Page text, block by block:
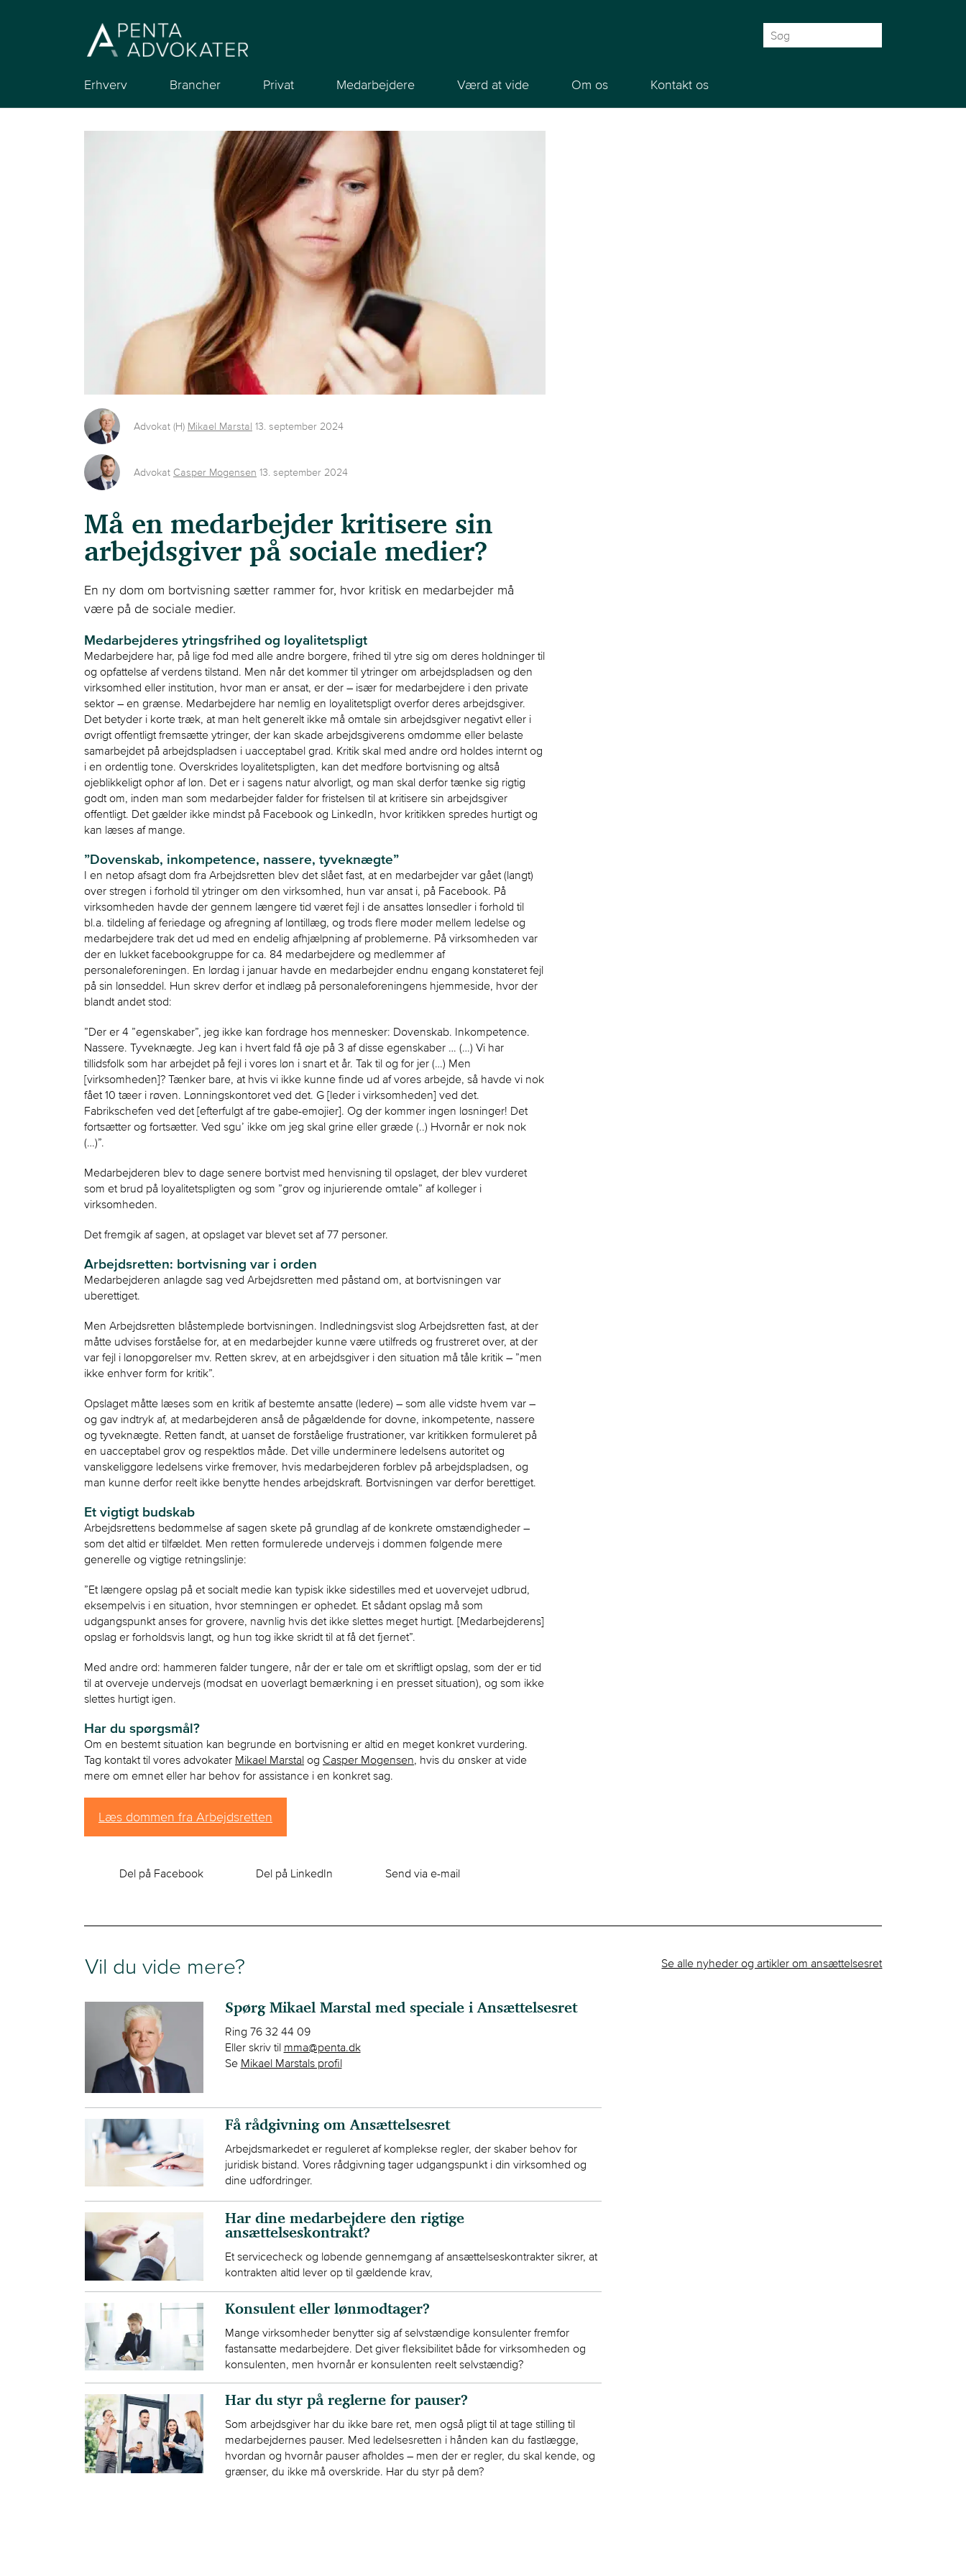
Erhverv Brancher Privat Medarbejdere Værd at vide Om os Kontakt os
efter:
Advokat (H) Mikael Marstal 13. september 2024
Advokat Casper Mogensen 13. september 2024
Må en medarbejder kritisere sin
arbejdsgiver på sociale medier?
En ny dom om bortvisning sætter rammer for, hvor kritisk en medarbejder må
være på de sociale medier.
Medarbejderes ytringsfrihed og loyalitetspligt
Medarbejdere har, på lige fod med alle andre borgere, frihed til ytre sig om deres holdninger til
og opfattelse af verdens tilstand. Men når det kommer til ytringer om arbejdspladsen og den
virksomhed eller institution, hvor man er ansat, er der – især for medarbejdere i den private
sektor – en grænse. Medarbejdere har nemlig en loyalitetspligt overfor deres arbejdsgiver.
Det betyder i korte træk, at man helt generelt ikke må omtale sin arbejdsgiver negativt eller i
øvrigt offentligt fremsætte ytringer, der kan skade arbejdsgiverens omdømme eller belaste
samarbejdet på arbejdspladsen i uacceptabel grad. Kritik skal med andre ord holdes internt og
i en ordentlig tone. Overskrides loyalitetspligten, kan det medføre bortvisning og altså
øjeblikkeligt ophør af løn. Det er i sagens natur alvorligt, og man skal derfor tænke sig rigtig
godt om, inden man som medarbejder falder for fristelsen til at kritisere sin arbejdsgiver
offentligt. Det gælder ikke mindst på Facebook og LinkedIn, hvor kritikken spredes hurtigt og
kan læses af mange.
”Dovenskab, inkompetence, nassere, tyveknægte”
I en netop afsagt dom fra Arbejdsretten blev det slået fast, at en medarbejder var gået (langt)
over stregen i forhold til ytringer om den virksomhed, hun var ansat i, på Facebook. På
virksomheden havde der gennem længere tid været fejl i de ansattes lønsedler i forhold til
bl.a. tildeling af feriedage og afregning af løntillæg, og trods flere møder mellem ledelse og
medarbejdere trak det ud med en endelig afhjælpning af problemerne. På virksomheden var
der en lukket facebookgruppe for ca. 84 medarbejdere og medlemmer af
personaleforeningen. En lørdag i januar havde en medarbejder endnu engang konstateret fejl
på sin lønseddel. Hun skrev derfor et indlæg på personaleforeningens hjemmeside, hvor der
blandt andet stod:
”Der er 4 ”egenskaber”, jeg ikke kan fordrage hos mennesker: Dovenskab. Inkompetence.
Nassere. Tyveknægte. Jeg kan i hvert fald få øje på 3 af disse egenskaber … (…) Vi har
tillidsfolk som har arbejdet på fejl i vores løn i snart et år. Tak til og for jer (…) Men
[virksomheden]? Tænker bare, at hvis vi ikke kunne finde ud af vores arbejde, så havde vi nok
fået 10 tæer i røven. Lønningskontoret ved det. G [leder i virksomheden] ved det.
Fabrikschefen ved det [efterfulgt af tre gabe-emojier]. Og der kommer ingen løsninger! Det
fortsætter og fortsætter. Ved sgu’ ikke om jeg skal grine eller græde (..) Hvornår er nok nok
(…)”.
Medarbejderen blev to dage senere bortvist med henvisning til opslaget, der blev vurderet
som et brud på loyalitetspligten og som ”grov og injurierende omtale” af kolleger i
virksomheden.
Det fremgik af sagen, at opslaget var blevet set af 77 personer.
Arbejdsretten: bortvisning var i orden
Medarbejderen anlagde sag ved Arbejdsretten med påstand om, at bortvisningen var
uberettiget.
Men Arbejdsretten blåstemplede bortvisningen. Indledningsvist slog Arbejdsretten fast, at der
måtte udvises forståelse for, at en medarbejder kunne være utilfreds og frustreret over, at der
var fejl i lønopgørelser mv. Retten skrev, at en arbejdsgiver i den situation må tåle kritik – ”men
ikke enhver form for kritik”.
Opslaget måtte læses som en kritik af bestemte ansatte (ledere) – som alle vidste hvem var –
og gav indtryk af, at medarbejderen anså de pågældende for dovne, inkompetente, nassere
og tyveknægte. Retten fandt, at uanset de forståelige frustrationer, var kritikken formuleret på
en uacceptabel grov og respektløs måde. Det ville underminere ledelsens autoritet og
vanskeliggøre ledelsens virke fremover, hvis medarbejderen forblev på arbejdspladsen, og
man kunne derfor reelt ikke benytte hendes arbejdskraft. Bortvisningen var derfor berettiget.
Et vigtigt budskab
Arbejdsrettens bedømmelse af sagen skete på grundlag af de konkrete omstændigheder –
som det altid er tilfældet. Men retten formulerede undervejs i dommen følgende mere
generelle og vigtige retningslinje:
”Et længere opslag på et socialt medie kan typisk ikke sidestilles med et uovervejet udbrud,
eksempelvis i en situation, hvor stemningen er ophedet. Et sådant opslag må som
udgangspunkt anses for grovere, navnlig hvis det ikke slettes meget hurtigt. [Medarbejderens]
opslag er forholdsvis langt, og hun tog ikke skridt til at få det fjernet”.
Med andre ord: hammeren falder tungere, når der er tale om et skriftligt opslag, som der er tid
til at overveje undervejs (modsat en uoverlagt bemærkning i en presset situation), og som ikke
slettes hurtigt igen.
Har du spørgsmål?
Om en bestemt situation kan begrunde en bortvisning er altid en meget konkret vurdering.
Tag kontakt til vores advokater Mikael Marstal og Casper Mogensen, hvis du ønsker at vide
mere om emnet eller har behov for assistance i en konkret sag.
Læs dommen fra Arbejdsretten
Del på Facebook Del på LinkedIn Send via e-mail
Vil du vide mere?
Spørg Mikael Marstal med speciale i Ansættelsesret
Ring 76 32 44 09
Eller skriv til mma@penta.dk
Se Mikael Marstals profil
Få rådgivning om Ansættelsesret
Arbejdsmarkedet er reguleret af komplekse regler, der skaber behov for
juridisk bistand. Vores rådgivning tager udgangspunkt i din virksomhed og
dine udfordringer.
Har dine medarbejdere den rigtige
ansættelseskontrakt?
Et servicecheck og løbende gennemgang af ansættelseskontrakter sikrer, at
kontrakten altid lever op til gældende krav,
Konsulent eller lønmodtager?
Mange virksomheder benytter sig af selvstændige konsulenter fremfor
fastansatte medarbejdere. Det giver fleksibilitet både for virksomheden og
konsulenten, men hvornår er konsulenten reelt selvstændig?
Har du styr på reglerne for pauser?
Som arbejdsgiver har du ikke bare ret, men også pligt til at tage stilling til
medarbejdernes pauser. Med ledelsesretten i hånden kan du fastlægge,
hvordan og hvornår pauser afholdes – men der er regler, du skal kende, og
grænser, du ikke må overskride. Har du styr på dem?
Se alle nyheder og artikler om ansættelsesret